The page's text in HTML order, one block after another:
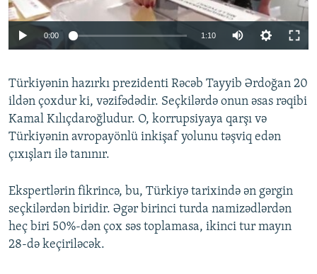
Auto 240p 360p 480p
720p 1080p
0:00 1:10
360p
480p
720p
Türkiyənin hazırkı prezidenti Rəcəb Tayyib Ərdoğan 20
ildən çoxdur ki, vəzifədədir. Seçkilərdə onun əsas rəqibi
Kamal Kılıçdaroğludur. O, korrupsiyaya qarşı və
Türkiyənin avropayönlü inkişaf yolunu təşviq edən
çıxışları ilə tanınır.
Ekspertlərin fikrincə, bu, Türkiyə tarixində ən gərgin
seçkilərdən biridir. Əgər birinci turda namizədlərdən
heç biri 50%-dən çox səs toplamasa, ikinci tur mayın
28-də keçiriləcək.